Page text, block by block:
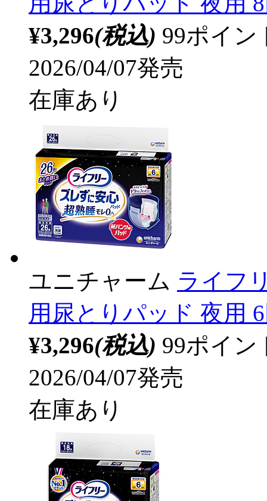
¥3,296(税込) 99ポイ
2026/04/07発売
在庫あり
ユニチャーム ライフ
用尿とりパッド 夜用
¥3,296(税込) 99ポイ
2026/04/07発売
在庫あり